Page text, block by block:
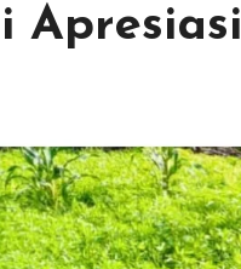
Apresiasi